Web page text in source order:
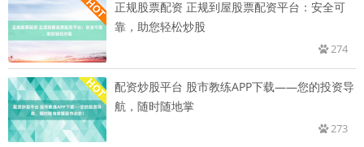
正规股票配资 正规到屋股票配资平台：安全可
靠，助您轻松炒股
274
配资炒股平台 股市教练APP下载——您的投资导
航，随时随地掌
273